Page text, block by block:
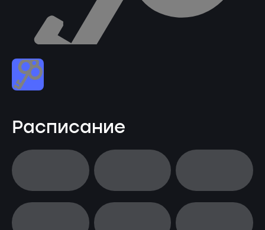
Расписание